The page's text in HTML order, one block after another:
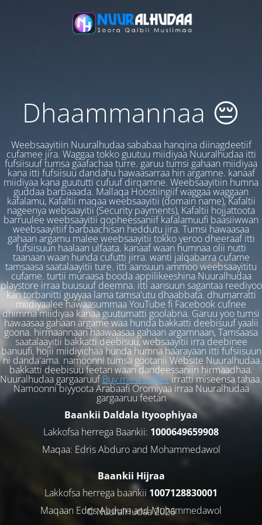
Dhaammannaa 😔
Weebsaayitiin Nuuralhudaa sababaa hanqina diinagdeetiif
cufamee jira. Waggaa tokko guutuu miidiyaa Nuuralhudaa itti
fufsiisuuf tumsa gaafachaa turre. garuu tumsi gahaan miidiyaa
kana itti fufsiisuu dandahu hawaasarraa hin argamne. kanaaf
miidiyaa kana guututti cufuuf dirqamne. Weebsaayitiin humna
guddaa barbaaada. Mallaqa Hoostiingiif waggaa waggaan
kafalamu, Kafaltii maqaa weebsaayitii (domain name), Kafaltii
nageenya websaayitii (Security payments), Kafaltii hojjattoota
barruulee weebsaayitii qopheessaniif kafalamuufi baasiiwwan
weebsaayitiif barbaachisan heddutu jira. Tumsi hawaasaa
gahaan argamu malee weebsaayitii tokko yeroo dheeraaf itti
fufsiisuun haalaan ulfaata. kanaaf waan humnaa olii nutti
taanaan waan hunda cufutti jirra. wanti jalqabarra cufame
tamsaasa saatalaayitii ture. itti aansuun ammoo weebsaayititu
cufame. turtii muraasa booda appilikeeshina Nuuralhudaa
playstore irraa buusuuf deemna. itti aansuun sagantaa reediyoo
kan torbanitti guyyaa lama tamsa'utu dhaabbata. dhumarratti
miidiyaalee hawaasummaa YouTube fi Facebook cufnee
dhimma miidiyaa kanaa guutumatti goolabna. Garuu yoo tumsi
hawaasaa gahaan argame waa hunda bakkatti deebisuuf yaalii
goona. hirmaannaan haawaasaa gahaan argamnaan, Tamsaasa
saatalaayitii bakkatti deebisuu, websaayitii irra deebinee
banuufi, hojii miidiyichaa hunda humna haarayaan itti fufsiisuun
ni danda'ama. namoonni tumsa gootanii Website Nuuralhudaa
bakkatti deebisuu feetan waan dandeessaniin hirmaadhaa.
Nuuralhudaa gargaaruufBuy me a coffeeirratti miseensa tahaa.
Namoonni biyyoota Arabaafi Oromiyaa irraa Nuuralhudaa
gargaaruu feetan
Baankii Daldala Ityoophiyaa
Lakkofsa herrega Baankii: 1000649659908
Maqaa: Edris Abduro and Mohammedawol
Baankii Hijraa
Lakkofsa herrega baankii 1007128830001
Maqaan Edris Abduro and Muhammedawol
© NuuralHudaa 2026